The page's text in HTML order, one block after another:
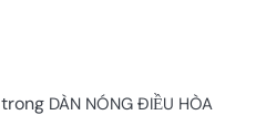
trong DÀN NÓNG ĐIỀU HÒA